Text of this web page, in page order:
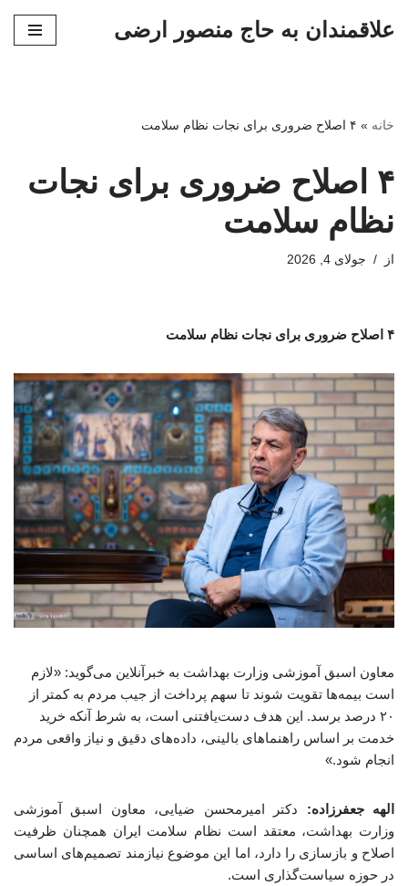
علاقمندان به حاج منصور ارضی
خانه » ۴ اصلاح ضروری برای نجات نظام سلامت
۴ اصلاح ضروری برای نجات
نظام سلامت
از جولای 4, 2026
۴ اصلاح ضروری برای نجات نظام سلامت
معاون اسبق آموزشی وزارت بهداشت به خبرآنلاین می‌گوید: «لازم
است بیمه‌ها تقویت شوند تا سهم پرداخت از جیب مردم به کمتر از
۲۰ درصد برسد. این هدف دست‌یافتنی است، به شرط آنکه خرید
خدمت بر اساس راهنماهای بالینی، داده‌های دقیق و نیاز واقعی مردم
انجام شود.»
الهه جعفرزاده: دکتر امیرمحسن ضیایی، معاون اسبق آموزشی
وزارت بهداشت، معتقد است نظام سلامت ایران همچنان ظرفیت
اصلاح و بازسازی را دارد، اما این موضوع نیازمند تصمیم‌های اساسی
در حوزه سیاست‌گذاری است.